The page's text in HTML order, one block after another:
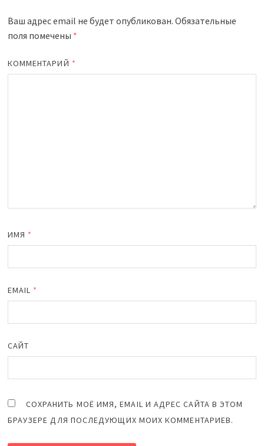
Ваш адрес email не будет опубликован. Обязательные
поля помечены *
КОММЕНТАРИЙ *
ИМЯ *
EMAIL *
САЙТ
СОХРАНИТЬ МОЁ ИМЯ, EMAIL И АДРЕС САЙТА В ЭТОМ
БРАУЗЕРЕ ДЛЯ ПОСЛЕДУЮЩИХ МОИХ КОММЕНТАРИЕВ.